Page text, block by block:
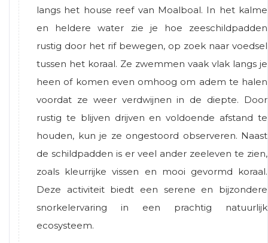
langs het house reef van Moalboal. In het kalme
en heldere water zie je hoe zeeschildpadden
rustig door het rif bewegen, op zoek naar voedsel
tussen het koraal. Ze zwemmen vaak vlak langs je
heen of komen even omhoog om adem te halen
voordat ze weer verdwijnen in de diepte. Door
rustig te blijven drijven en voldoende afstand te
houden, kun je ze ongestoord observeren. Naast
de schildpadden is er veel ander zeeleven te zien,
zoals kleurrijke vissen en mooi gevormd koraal.
Deze activiteit biedt een serene en bijzondere
snorkelervaring in een prachtig natuurlijk
ecosysteem.